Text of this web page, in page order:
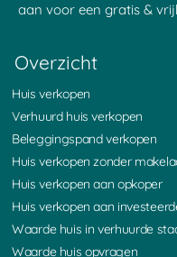
aan voor een gratis &
Overzicht
Huis verkopen
Verhuurd huis verkopen
Beleggingspand verkopen
Huis verkopen zonder
Huis verkopen aan opkoper
Huis verkopen aan
Waarde huis in verhuurde
Waarde huis opvragen